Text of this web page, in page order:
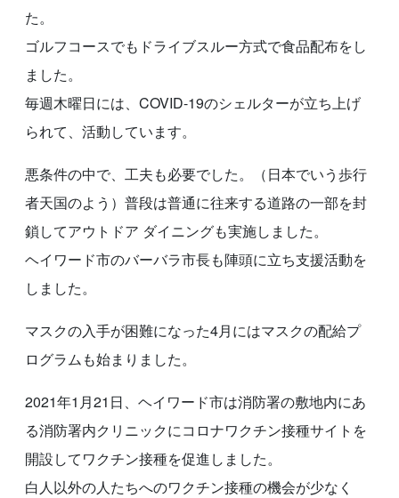
た。
ゴルフコースでもドライブスルー方式で食品配布をし
ました。
毎週木曜日には、COVID-19のシェルターが立ち上げ
られて、活動しています。
悪条件の中で、工夫も必要でした。（日本でいう歩行
者天国のよう）普段は普通に往来する道路の一部を封
鎖してアウトドア ダイニングも実施しました。
ヘイワード市のバーバラ市長も陣頭に立ち支援活動を
しました。
マスクの入手が困難になった4月にはマスクの配給プ
ログラムも始まりました。
2021年1月21日、ヘイワード市は消防署の敷地内にあ
る消防署内クリニックにコロナワクチン接種サイトを
開設してワクチン接種を促進しました。
白人以外の人たちへのワクチン接種の機会が少なく